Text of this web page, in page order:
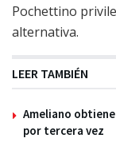
Pochettino
alternativa.
LEER TAMBIÉN
Ameliano
por tercera vez